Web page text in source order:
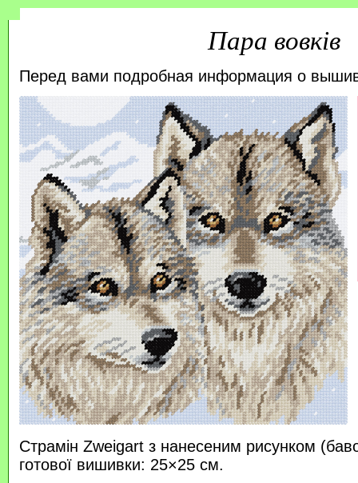
Пара вовків
Перед вами подробная информация о
Страмін Zweigart з нанесеним рисунком
готової вишивки: 25×25 см.